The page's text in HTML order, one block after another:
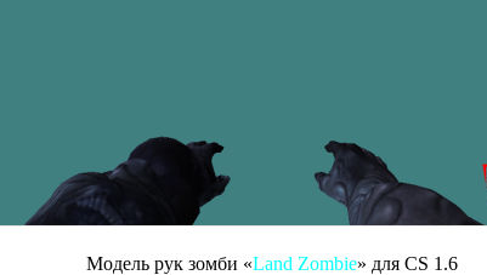
Модель рук зомби «Land Zombie» для CS 1.6